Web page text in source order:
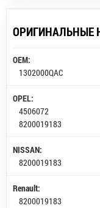
ОРИГИНАЛЬНЫЕ
OEM:
1302000QAC
OPEL:
4506072
8200019183
NISSAN:
8200019183
Renault:
8200019183